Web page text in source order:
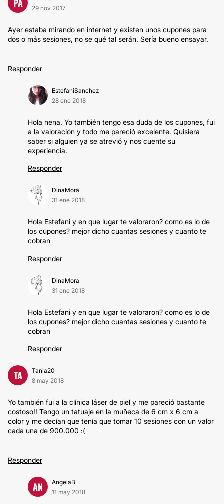
29 nov 2017
Ayer estaba mirando en internet y existen unos cupones para
dos o más sesiones, no se qué tal serán. Sería bueno ensayar.
Responder
EstefaniSanchez
28 ene 2018
Hola nena. Yo también tengo esa duda de los cupones, fui
a la valoración y todo me pareció excelente. Quisiera
saber si alguien ya se atrevió y nos cuente su
experiencia.
Responder
DinaMora
31 ene 2018
Hola Estefani y en que lugar te valoraron? como es lo de
los cupones? mejor dicho cuantas sesiones y cuanto te
cobran
Responder
DinaMora
31 ene 2018
Hola Estefani y en que lugar te valoraron? como es lo de
los cupones? mejor dicho cuantas sesiones y cuanto te
cobran
Responder
TA
Tania20
8 may 2018
Yo también fui a la clínica láser de piel y me pareció bastante
costoso!! Tengo un tatuaje en la muñeca de 6 cm x 6 cm a
color y me decían que tenía que tomar 10 sesiones con un valor
cada una de 900.000 :(
Responder
AN
AngelaB
11 may 2018